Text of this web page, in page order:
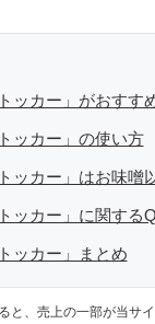
ッカー」がおすす
ッカー」の使い方
ッカー」はお味噌
ッカー」に関する
ッカー」まとめ
、売上の一部が当サイ